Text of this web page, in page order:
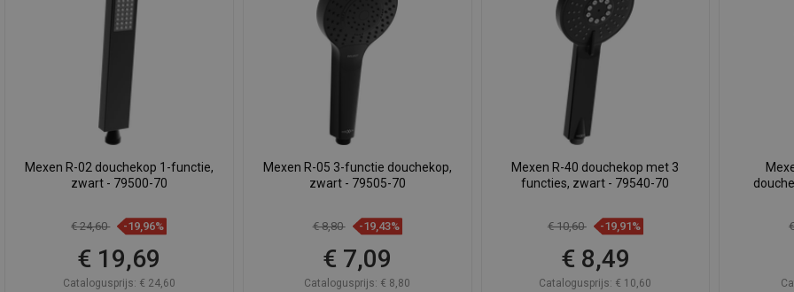
Mexen R-02 douchekop 1-functie,
zwart - 79500-70
€ 24,60 -19,96%
€ 19,69
Catalogusprijs: € 24,60
Mexen R-05 3-functie douchekop,
zwart - 79505-70
€ 8,80 -19,43%
€ 7,09
Catalogusprijs: € 8,80
Mexen R-40 douchekop met 3
functies, zwart - 79540-70
€ 10,60 -19,91%
€ 8,49
Catalogusprijs: € 10,60